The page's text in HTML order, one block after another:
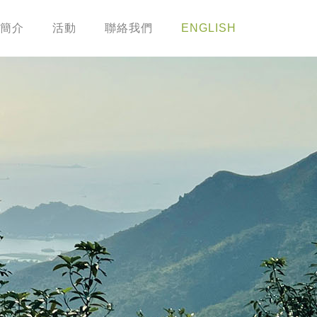
簡介 活動 聯絡我們 ENGLISH